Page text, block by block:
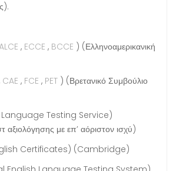
, ECCE , BCCE ) (Ελληνοαμερικανική
CAE , FCE , PET ) (Βρετανικό Συμβούλιο
Testing Service)
με επ’ αόριστον ισχύ)
Certificates) (Cambridge)